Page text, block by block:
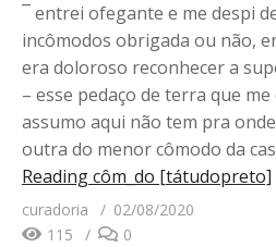
¯ entrei ofegante e me despi
incômodos obrigada ou não,
era doloroso reconhecer a
– esse pedaço de terra que
assumo aqui não tem pra
outra do menor cômodo da
Readingcôm_do [tátudopreto]
curadoria
02/08/2020
115
0